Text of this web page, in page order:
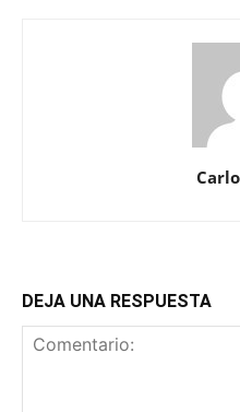
DEJA UNA RESPUESTA